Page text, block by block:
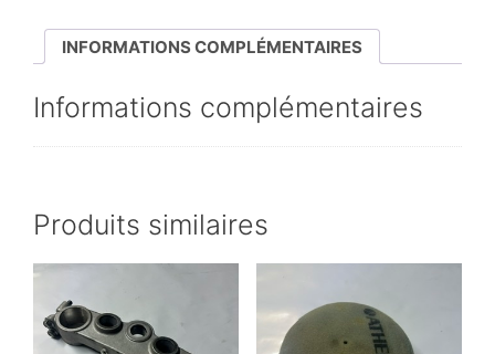
INFORMATIONS COMPLÉMENTAIRES
Informations complémentaires
Produits similaires